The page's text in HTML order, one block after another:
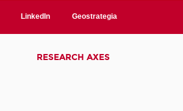
LinkedIn Geostrategia
RESEARCH AXES